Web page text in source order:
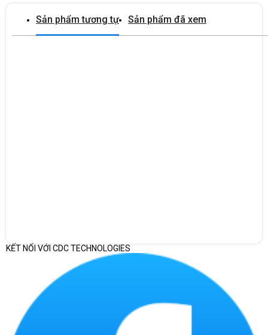
Sản phẩm tương tự Sản phẩm đã xem
KẾT NỐI VỚI CDC TECHNOLOGIES